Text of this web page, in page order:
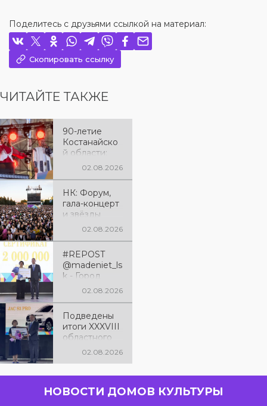
Поделитесь с друзьями ссылкой на материал:
Скопировать ссылку
ЧИТАЙТЕ ТАКЖЕ
90-летие
Костанайско
й области:
праздничный
песнями и
яркими
впечатления
02.08.2026
НК: Форум,
гала-концерт
и звёзды
эстрады: как
Костанайско
й области
02.08.2026
#REPOST
@madeniet_ls
k - Город
Лисаковск
XXXVIII
областном
фестивале
художествен
ной
«Өнеріміз
02.08.2026
Подведены
итоги XXXVIII
областного
смотра-
Қазақстан!»
02.08.2026
НОВОСТИ ДОМОВ КУЛЬТУРЫ